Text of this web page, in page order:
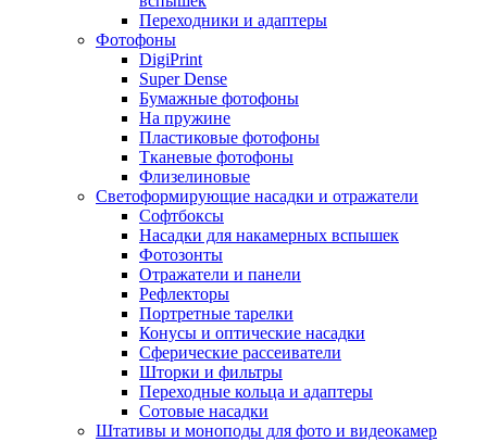
Переходники и адаптеры
Фотофоны
DigiPrint
Super Dense
Бумажные фотофоны
На пружине
Пластиковые фотофоны
Тканевые фотофоны
Флизелиновые
Светоформирующие насадки и отражатели
Софтбоксы
Насадки для накамерных вспышек
Фотозонты
Отражатели и панели
Рефлекторы
Портретные тарелки
Конусы и оптические насадки
Сферические рассеиватели
Шторки и фильтры
Переходные кольца и адаптеры
Сотовые насадки
Штативы и моноподы для фото и видеокамер